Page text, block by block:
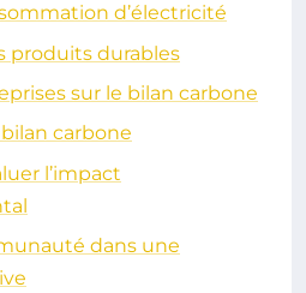
d’électricité
produits durables
sur le bilan carbone
carbone
l’impact
dans une